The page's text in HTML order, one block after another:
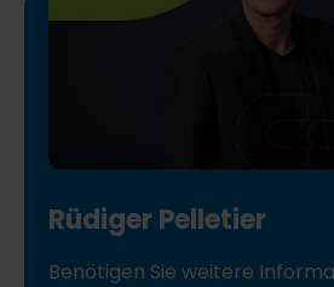
Rüdiger Pelletier
Benötigen Sie weitere